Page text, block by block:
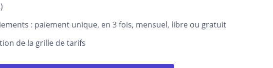
: paiement unique, en 3 fois, mensuel, libre ou gratuit
de la grille de tarifs